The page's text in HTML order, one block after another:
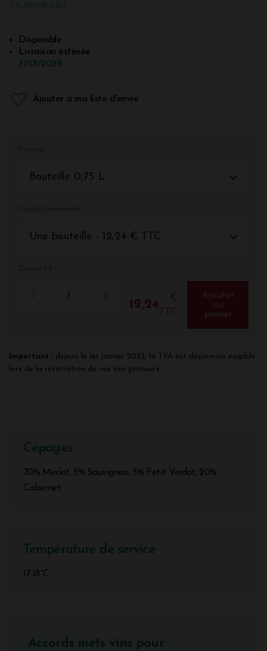
Disponible
Livraison estimée
31/01/2028
Ajouter à ma liste d'envie
Bouteille 0,75 L
Une bouteille - 12,24 € TTC
12,24
€
TTC
Ajouter
au
panier
Important : depuis le 1er janvier 2023, la TVA est désormais exigible
lors de la réservation de vos vins primeurs.
Cépages
70% Merlot, 5% Sauvignon, 5% Petit Verdot, 20%
Cabernet
Température de service
17-18°C
Accords mets vins pour